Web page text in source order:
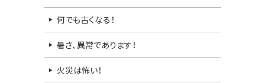
何でも古くなる！
暑さ、異常であります！
火災は怖い！